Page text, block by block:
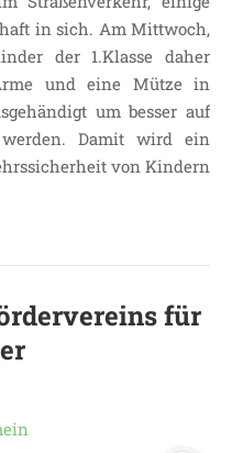
in sich. Am Mittwoch,
der 1.Klasse daher
und eine Mütze in
um besser auf
Damit wird ein
von Kindern
für